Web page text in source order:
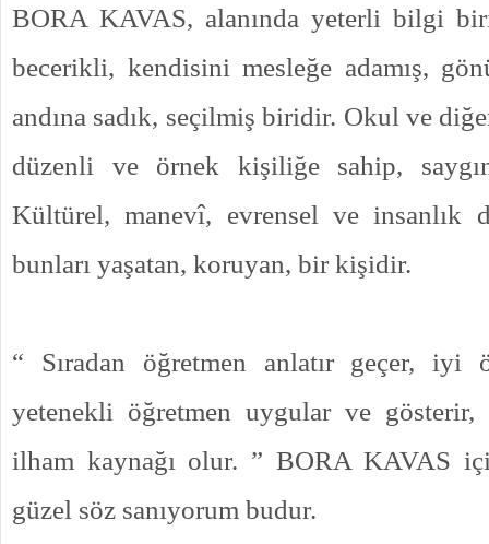
BORA KAVAS, alanında yeterli bilgi
becerikli, kendisini mesleğe adamış,
andına sadık, seçilmiş biridir. Okul ve
düzenli ve örnek kişiliğe sahip,
Kültürel, manevî, evrensel ve insanlık
bunları yaşatan, koruyan, bir kişidir.
“ Sıradan öğretmen anlatır geçer, iyi
yetenekli öğretmen uygular ve gösterir,
ilham kaynağı olur. ” BORA KAVAS
güzel söz sanıyorum budur.